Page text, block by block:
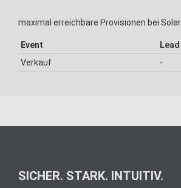
maximal erreichbare Provisionen bei
Event Lead
Verkauf
-
SICHER. STARK. INTUITIV.